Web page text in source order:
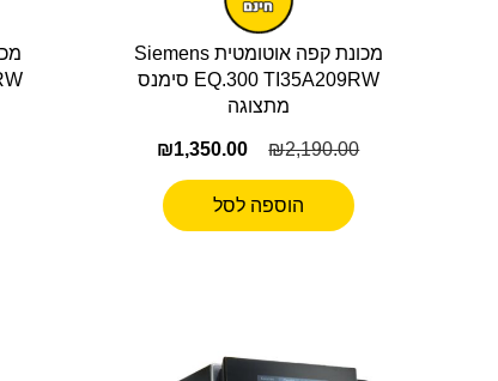
מכונת קפה אוטומטית Siemens
EQ.300 TI35A209RW סימנס
מתצוגה
₪2,190.00
₪1,350.00
הוספה לסל